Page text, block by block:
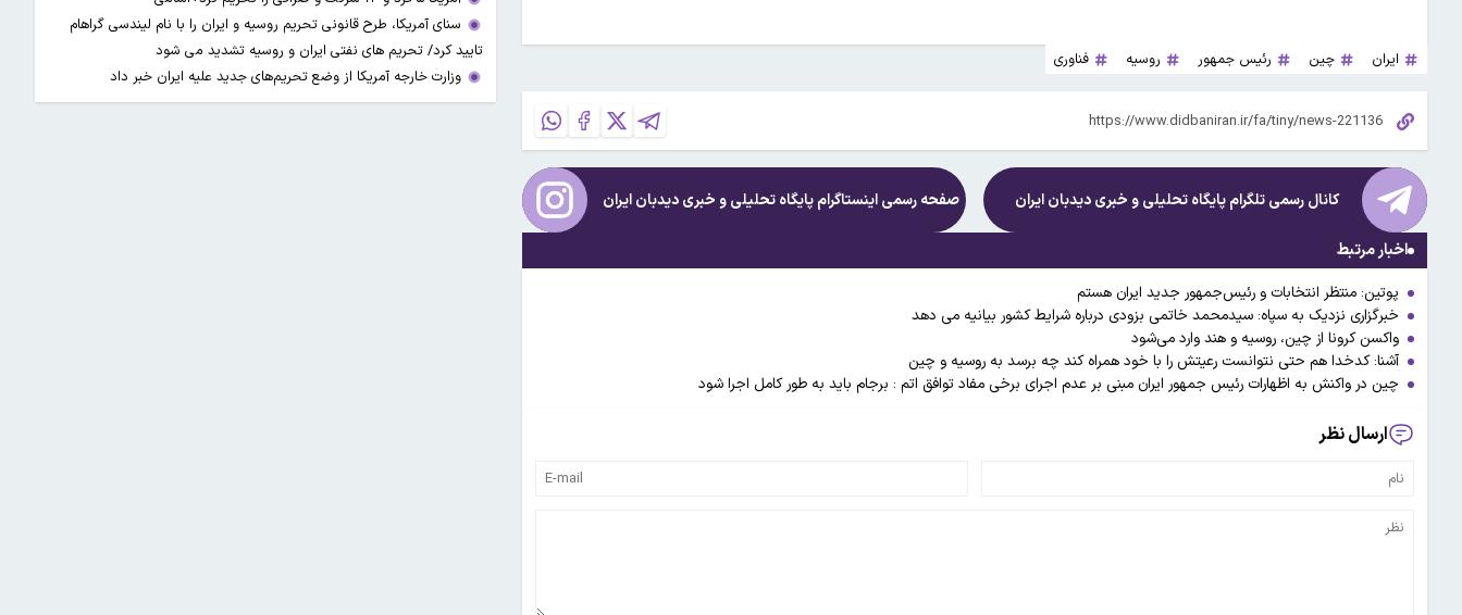
ایران چین رئیس جمهور روسیه فناوری
کانال رسمی تلگرام پایگاه تحلیلی و خبریدیدبان ایران صفحه رسمی اینستاگرام پایگاه تحلیلی و خبریدیدبان ایران
اخبار مرتبط
پوتین: منتظر انتخابات و رئیس‌جمهور جدید ایران هستم
خبرگزاری نزدیک به سپاه: سیدمحمد خاتمی بزودی درباره شرایط کشور بیانیه می دهد
واکسن‌ کرونا از چین، روسیه و هند وارد می‌شود
آشنا: کدخدا هم حتی نتوانست رعیتش را با خود همراه کند چه برسد به روسیه و چین
چین در واکنش به اظهارات رئیس جمهور ایران مبنی بر عدم اجرای برخی مفاد توافق اتم : برجام باید به طور کامل اجرا شود
ارسال نظر
سنای آمریکا، طرح قانونی تحریم روسیه و ایران را با نام لیندسی گراهام
تایید کرد/ تحریم های نفتی ایران و روسیه تشدید می شود
وزارت خارجه آمریکا از وضع تحریم‌های جدید علیه ایران خبر داد